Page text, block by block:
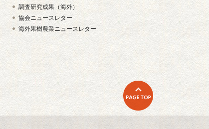
調査研究成果（海外）
協会ニュースレター
海外果樹農業ニュースレター